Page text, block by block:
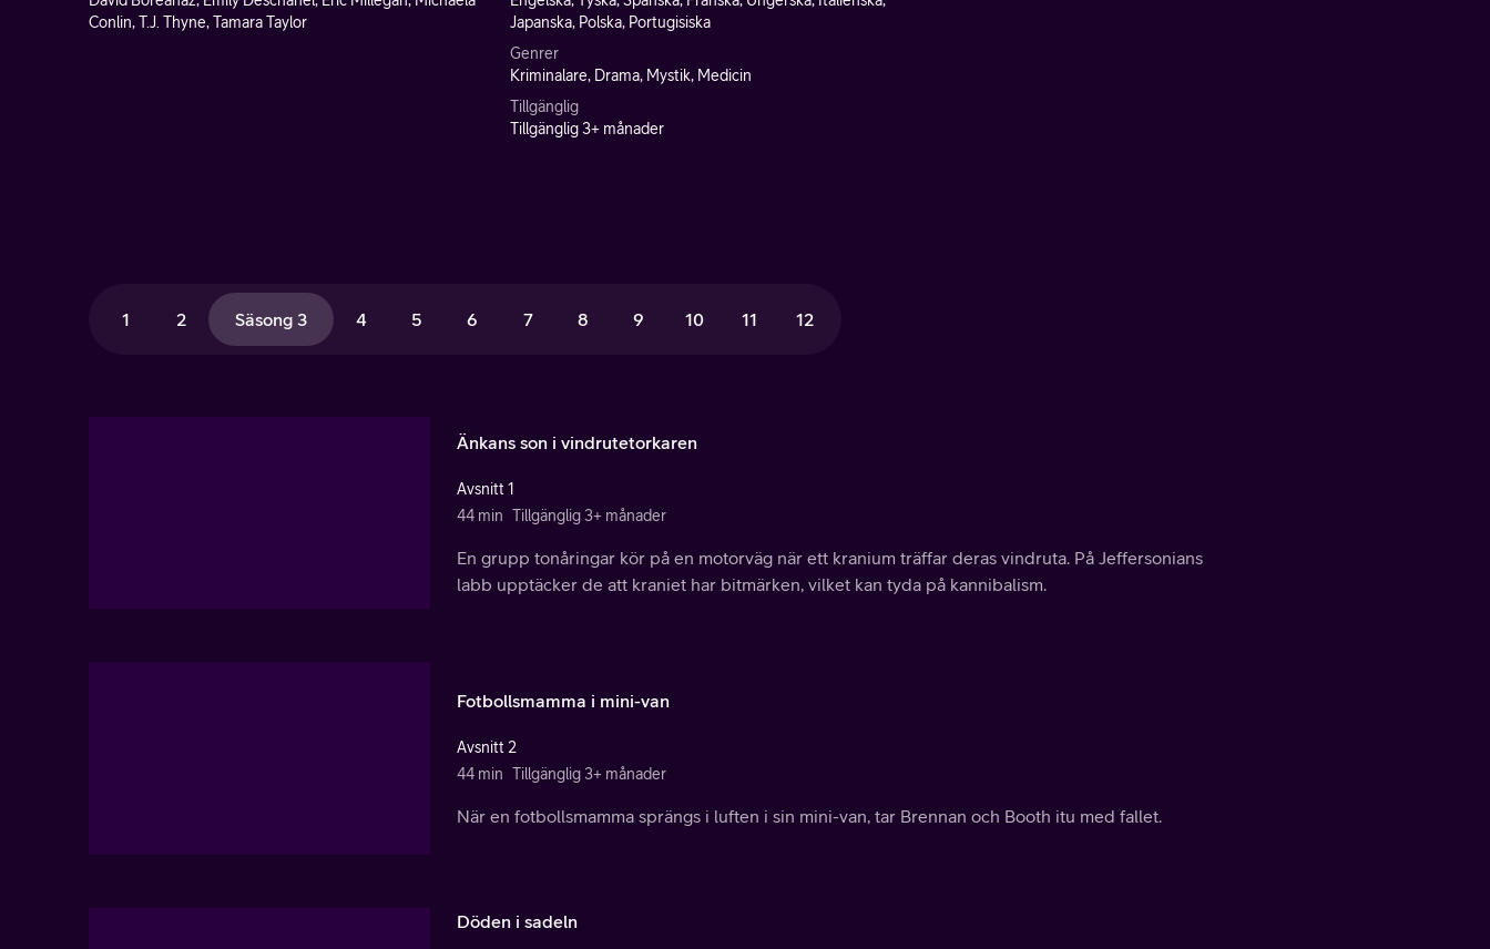
Conlin, T.J. Thyne, Tamara Taylor
Japanska, Polska, Portugisiska
Genrer
Kriminalare, Drama, Mystik, Medicin
Tillgänglig
Tillgänglig 3+ månader
1 2 Säsong 3 4 5 6 7 8 9 10 11 12
Änkans son i vindrutetorkaren
Avsnitt 1
44 min Tillgänglig 3+ månader
En grupp tonåringar kör på en motorväg när ett kranium träffar deras vindruta. På Jeffersonians
labb upptäcker de att kraniet har bitmärken, vilket kan tyda på kannibalism.
Fotbollsmamma i mini-van
Avsnitt 2
44 min Tillgänglig 3+ månader
När en fotbollsmamma sprängs i luften i sin mini-van, tar Brennan och Booth itu med fallet.
Döden i sadeln